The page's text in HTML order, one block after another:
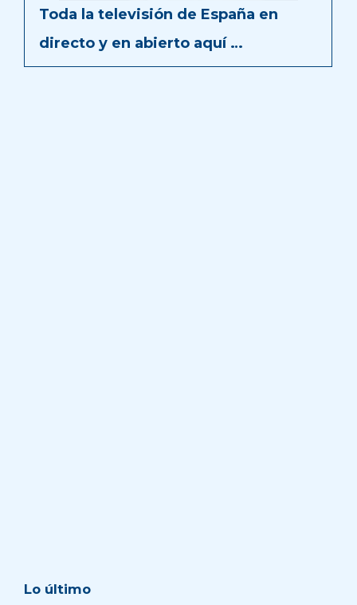
Toda la televisión de España en
directo y en abierto aquí …
Lo último